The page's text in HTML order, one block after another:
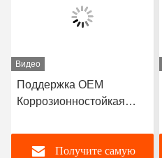
Видео
Поддержка OEM
Коррозионностойкая
прочным натуральным
резиновым неопреном
Получите самую